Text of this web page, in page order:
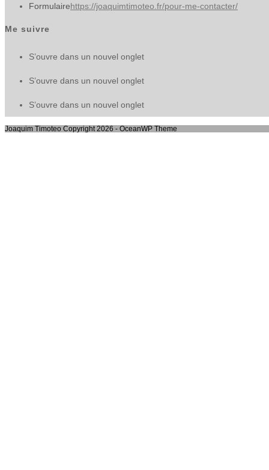
Formulairehttps://joaquimtimoteo.fr/pour-me-contacter/
Me suivre
S’ouvre dans un nouvel onglet
S’ouvre dans un nouvel onglet
S’ouvre dans un nouvel onglet
Joaquim Timoteo Copyright 2026 - OceanWP Theme